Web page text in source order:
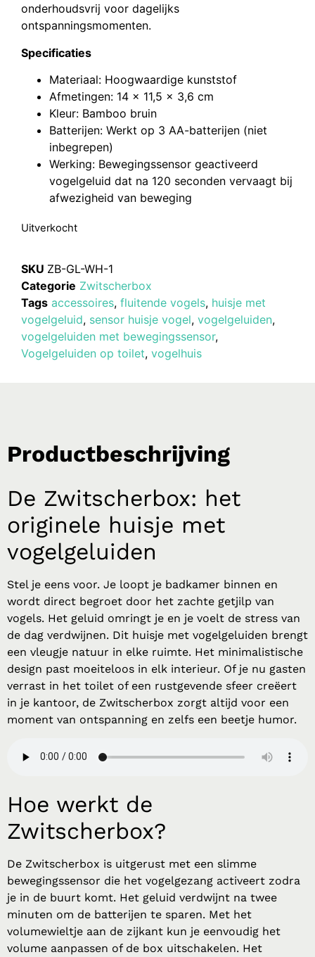
onderhoudsvrij voor dagelijks
ontspanningsmomenten.
Specificaties
Materiaal: Hoogwaardige kunststof
Afmetingen: 14 x 11,5 x 3,6 cm
Kleur: Bamboo bruin
Batterijen: Werkt op 3 AA-batterijen (niet
inbegrepen)
Werking: Bewegingssensor geactiveerd
vogelgeluid dat na 120 seconden vervaagt bij
afwezigheid van beweging
Uitverkocht
SKU ZB-GL-WH-1
Categorie Zwitscherbox
Tags accessoires, fluitende vogels, huisje met
vogelgeluid, sensor huisje vogel, vogelgeluiden,
vogelgeluiden met bewegingssensor,
Vogelgeluiden op toilet, vogelhuis
Productbeschrijving
De Zwitscherbox: het
originele huisje met
vogelgeluiden
Stel je eens voor. Je loopt je badkamer binnen en
wordt direct begroet door het zachte getjilp van
vogels. Het geluid omringt je en je voelt de stress van
de dag verdwijnen. Dit huisje met vogelgeluiden brengt
een vleugje natuur in elke ruimte. Het minimalistische
design past moeiteloos in elk interieur. Of je nu gasten
verrast in het toilet of een rustgevende sfeer creëert
in je kantoor, de Zwitscherbox zorgt altijd voor een
moment van ontspanning en zelfs een beetje humor.
Hoe werkt de
Zwitscherbox?
De Zwitscherbox is uitgerust met een slimme
bewegingssensor die het vogelgezang activeert zodra
je in de buurt komt. Het geluid verdwijnt na twee
minuten om de batterijen te sparen. Met het
volumewieltje aan de zijkant kun je eenvoudig het
volume aanpassen of de box uitschakelen. Het